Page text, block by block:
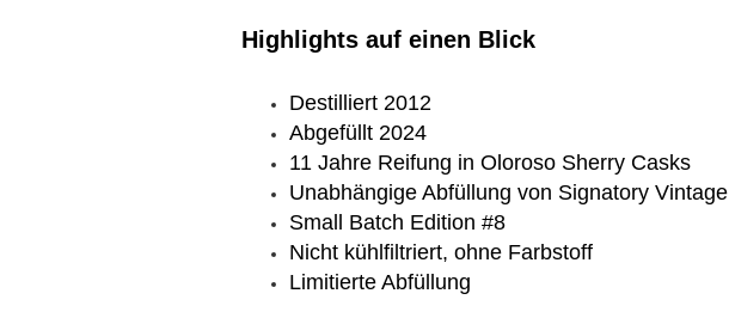
Highlights auf einen Blick
Destilliert 2012
Abgefüllt 2024
11 Jahre Reifung in Oloroso Sherry Casks
Unabhängige Abfüllung von Signatory Vintage
Small Batch Edition #8
Nicht kühlfiltriert, ohne Farbstoff
Limitierte Abfüllung